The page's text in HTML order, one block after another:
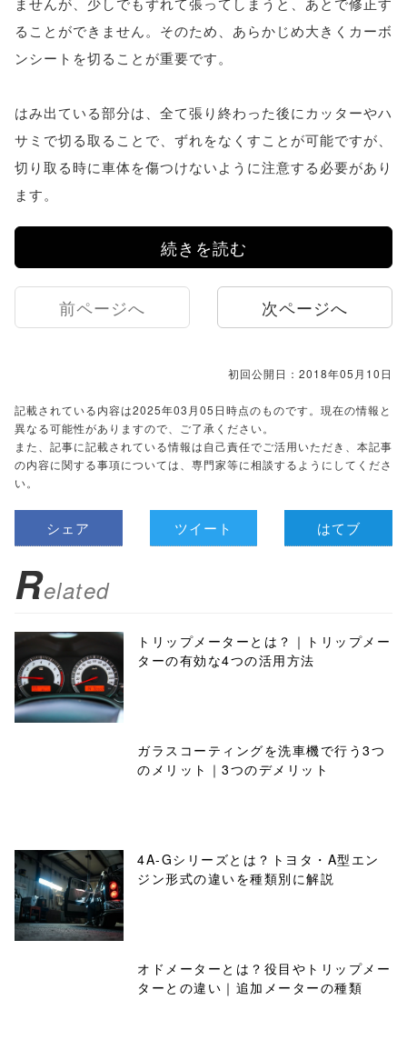
ることができません。そのため、あらかじめ大きくカーボ
ンシートを切ることが重要です。
はみ出ている部分は、全て張り終わった後にカッターやハ
サミで切る取ることで、ずれをなくすことが可能ですが、
切り取る時に車体を傷つけないように注意する必要があり
ます。
続きを読む
前ページへ 次ページへ
初回公開日：2018年05月10日
記載されている内容は2025年03月05日時点のものです。現在の情報と
異なる可能性がありますので、ご了承ください。
また、記事に記載されている情報は自己責任でご活用いただき、本記事
の内容に関する事項については、専門家等に相談するようにしてくださ
い。
シェア ツイート はてブ
Related
トリップメーターとは？｜トリップメー
ターの有効な4つの活用方法
ガラスコーティングを洗車機で行う3つ
のメリット｜3つのデメリット
4A-Gシリーズとは？トヨタ・A型エン
ジン形式の違いを種類別に解説
オドメーターとは？役目やトリップメー
ターとの違い｜追加メーターの種類